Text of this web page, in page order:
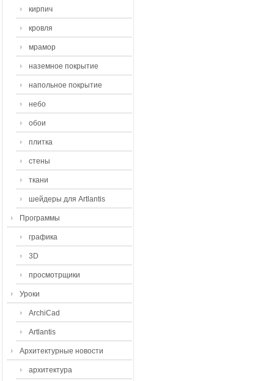
кирпич
кровля
мрамор
наземное покрытие
напольное покрытие
небо
обои
плитка
стены
ткани
шейдеры для Artlantis
Программы
графика
3D
просмотрщики
Уроки
ArchiCad
Artlantis
Архитектурные новости
архитектура